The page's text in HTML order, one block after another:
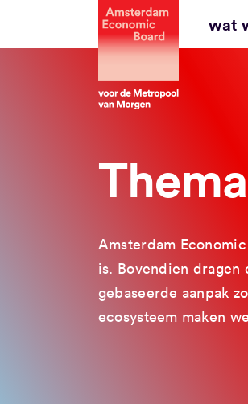
wat
Amsterdam
is. Bovendien dragen
gebaseerde aanpak
ecosysteem maken